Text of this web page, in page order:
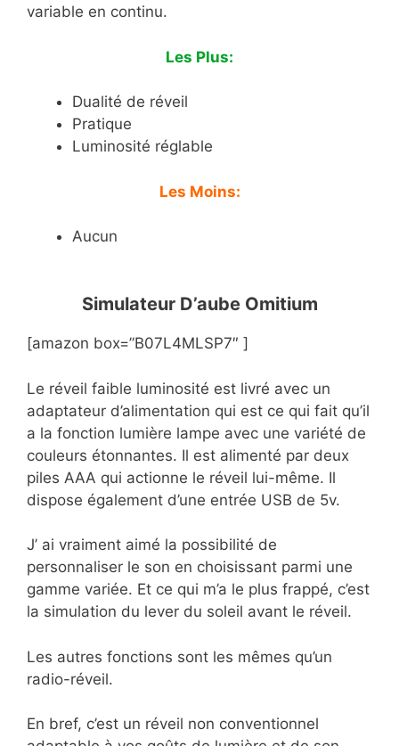
variable en continu.
Les Plus:
Dualité de réveil
Pratique
Luminosité réglable
Les Moins:
Aucun
Simulateur D’aube Omitium
[amazon box=”B07L4MLSP7″ ]
Le réveil faible luminosité est livré avec un
adaptateur d’alimentation qui est ce qui fait qu’il
a la fonction lumière lampe avec une variété de
couleurs étonnantes. Il est alimenté par deux
piles AAA qui actionne le réveil lui-même. Il
dispose également d’une entrée USB de 5v.
J’ ai vraiment aimé la possibilité de
personnaliser le son en choisissant parmi une
gamme variée. Et ce qui m’a le plus frappé, c’est
la simulation du lever du soleil avant le réveil.
Les autres fonctions sont les mêmes qu’un
radio-réveil.
En bref, c’est un réveil non conventionnel